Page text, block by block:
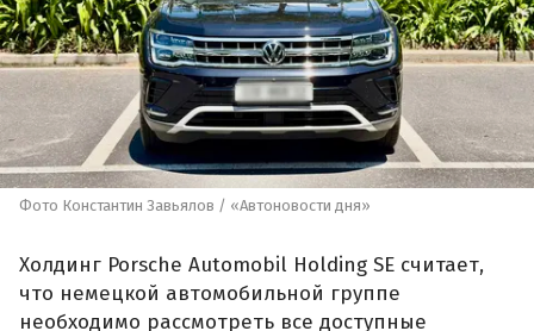
Фото Константин Завьялов / «Автоновости дня»
Холдинг Porsche Automobil Holding SE считает,
что немецкой автомобильной группе
необходимо рассмотреть все доступные